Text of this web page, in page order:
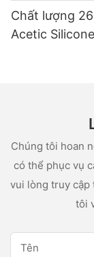
Chất lượng
Acetic
Chúng tôi hoan
có thể phục vụ
vui lòng truy cập
tôi
Tên